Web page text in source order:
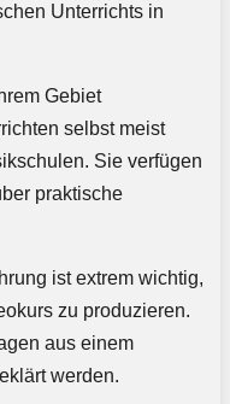
Unterrichts in
Gebiet
selbst meist
Sie verfügen
praktische
ist extrem wichtig,
zu produzieren.
aus einem
werden.